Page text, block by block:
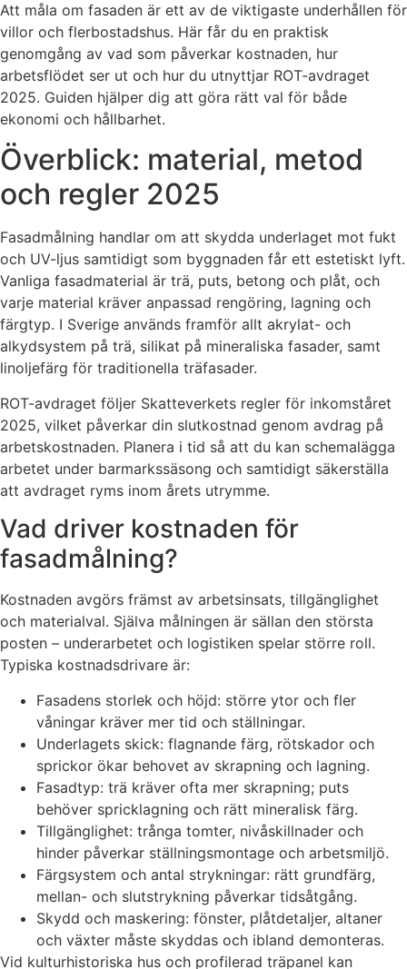
Att måla om fasaden är ett av de viktigaste underhållen för
villor och flerbostadshus. Här får du en praktisk
genomgång av vad som påverkar kostnaden, hur
arbetsflödet ser ut och hur du utnyttjar ROT-avdraget
2025. Guiden hjälper dig att göra rätt val för både
ekonomi och hållbarhet.
Överblick: material, metod
och regler 2025
Fasadmålning handlar om att skydda underlaget mot fukt
och UV-ljus samtidigt som byggnaden får ett estetiskt lyft.
Vanliga fasadmaterial är trä, puts, betong och plåt, och
varje material kräver anpassad rengöring, lagning och
färgtyp. I Sverige används framför allt akrylat- och
alkydsystem på trä, silikat på mineraliska fasader, samt
linoljefärg för traditionella träfasader.
ROT-avdraget följer Skatteverkets regler för inkomståret
2025, vilket påverkar din slutkostnad genom avdrag på
arbetskostnaden. Planera i tid så att du kan schemalägga
arbetet under barmarkssäsong och samtidigt säkerställa
att avdraget ryms inom årets utrymme.
Vad driver kostnaden för
fasadmålning?
Kostnaden avgörs främst av arbetsinsats, tillgänglighet
och materialval. Själva målningen är sällan den största
posten – underarbetet och logistiken spelar större roll.
Typiska kostnadsdrivare är:
Fasadens storlek och höjd: större ytor och fler
våningar kräver mer tid och ställningar.
Underlagets skick: flagnande färg, rötskador och
sprickor ökar behovet av skrapning och lagning.
Fasadtyp: trä kräver ofta mer skrapning; puts
behöver spricklagning och rätt mineralisk färg.
Tillgänglighet: trånga tomter, nivåskillnader och
hinder påverkar ställningsmontage och arbetsmiljö.
Färgsystem och antal strykningar: rätt grundfärg,
mellan- och slutstrykning påverkar tidsåtgång.
Skydd och maskering: fönster, plåtdetaljer, altaner
och växter måste skyddas och ibland demonteras.
Vid kulturhistoriska hus och profilerad träpanel kan